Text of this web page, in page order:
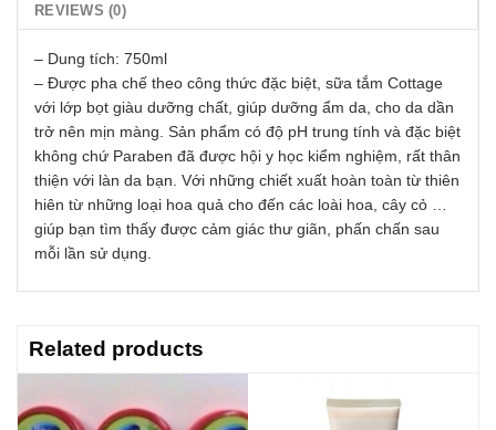
REVIEWS (0)
– Dung tích: 750ml
– Được pha chế theo công thức đặc biệt, sữa tắm Cottage
với lớp bọt giàu dưỡng chất, giúp dưỡng ẩm da, cho da dần
trở nên mịn màng. Sản phẩm có độ pH trung tính và đặc biệt
không chứ Paraben đã được hội y học kiểm nghiệm, rất thân
thiện với làn da bạn. Với những chiết xuất hoàn toàn từ thiên
hiên từ những loại hoa quả cho đến các loài hoa, cây cỏ …
giúp bạn tìm thấy được cảm giác thư giãn, phấn chấn sau
mỗi lần sử dụng.
Related products